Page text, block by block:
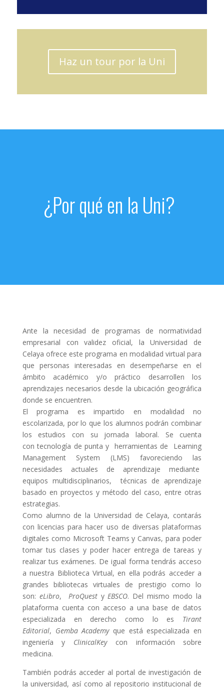
Haz un tour por la Uni
¿Por qué en la Uni?
Ante la necesidad de programas de normatividad
empresarial con validez oficial, la Universidad de
Celaya ofrece este programa en modalidad virtual para
que personas interesadas en desempeñarse en el
ámbito académico y/o práctico desarrollen los
aprendizajes necesarios desde la ubicación geográfica
donde se encuentren.
El programa es impartido en modalidad no
escolarizada, por lo que los alumnos podrán combinar
los estudios con su jornada laboral. Se cuenta
contecnología de punta y herramientas de Learning
Management System (LMS) favoreciendo las
necesidades actuales de aprendizaje mediante
equipos multidisciplinarios, técnicas de aprendizaje
basado en proyectos y método del caso, entre otras
estrategias.
Como alumno de la Universidad de Celaya, contarás
con licencias para hacer uso de diversas plataformas
digitales como Microsoft Teams y Canvas, para poder
tomar tus clases y poder hacer entrega de tareas y
realizar tus exámenes. De igual forma tendrás acceso
a nuestra Biblioteca Virtual, en ellapodrás acceder a
grandes bibliotecas virtuales de prestigio como lo
son: eLibro, ProQuest y EBSCO. Del mismo modo la
plataforma cuenta con acceso a una base de datos
especializada en derecho como lo es Tirant
Editorial, Gemba Academyque está especializada en
ingeniería y ClinicalKeycon información sobre
medicina.
También podrás acceder al portal de investigación de
la universidad, así como al repositorio institucional de